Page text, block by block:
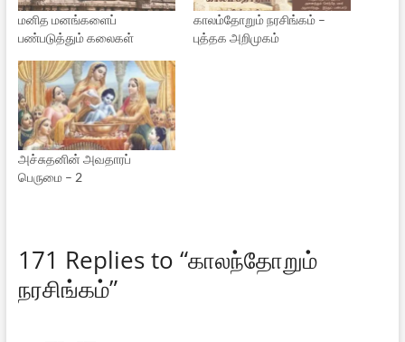
மனித மனங்களைப்
பண்படுத்தும் கலைகள்
காலம்தோறும் நரசிங்கம் –
புத்தக அறிமுகம்
அச்சுதனின் அவதாரப்
பெருமை – 2
171 Replies to “காலந்தோறும்
நரசிங்கம்”